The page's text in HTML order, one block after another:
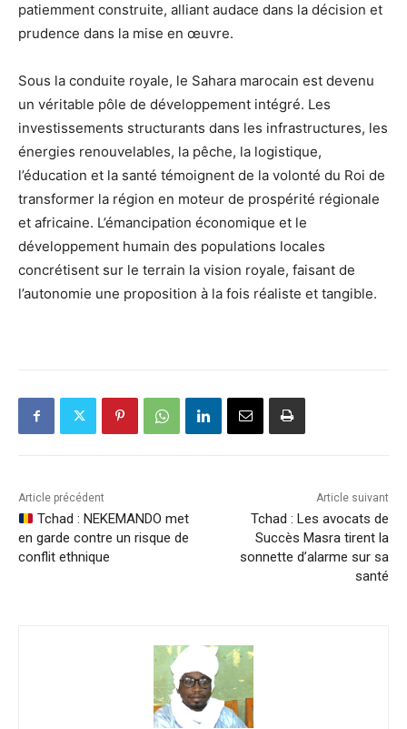
patiemment construite, alliant audace dans la décision et
prudence dans la mise en œuvre.
Sous la conduite royale, le Sahara marocain est devenu
un véritable pôle de développement intégré. Les
investissements structurants dans les infrastructures, les
énergies renouvelables, la pêche, la logistique,
l’éducation et la santé témoignent de la volonté du Roi de
transformer la région en moteur de prospérité régionale
et africaine. L’émancipation économique et le
développement humain des populations locales
concrétisent sur le terrain la vision royale, faisant de
l’autonomie une proposition à la fois réaliste et tangible.
Article précédent
Tchad : NEKEMANDO met
en garde contre un risque de
conflit ethnique
Article suivant
Tchad : Les avocats de
Succès Masra tirent la
sonnette d’alarme sur sa
santé